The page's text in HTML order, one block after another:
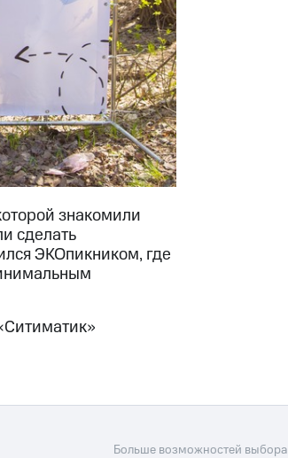
знакомили
сделать
ЭКОпикником, где
Больше возможностей выбора